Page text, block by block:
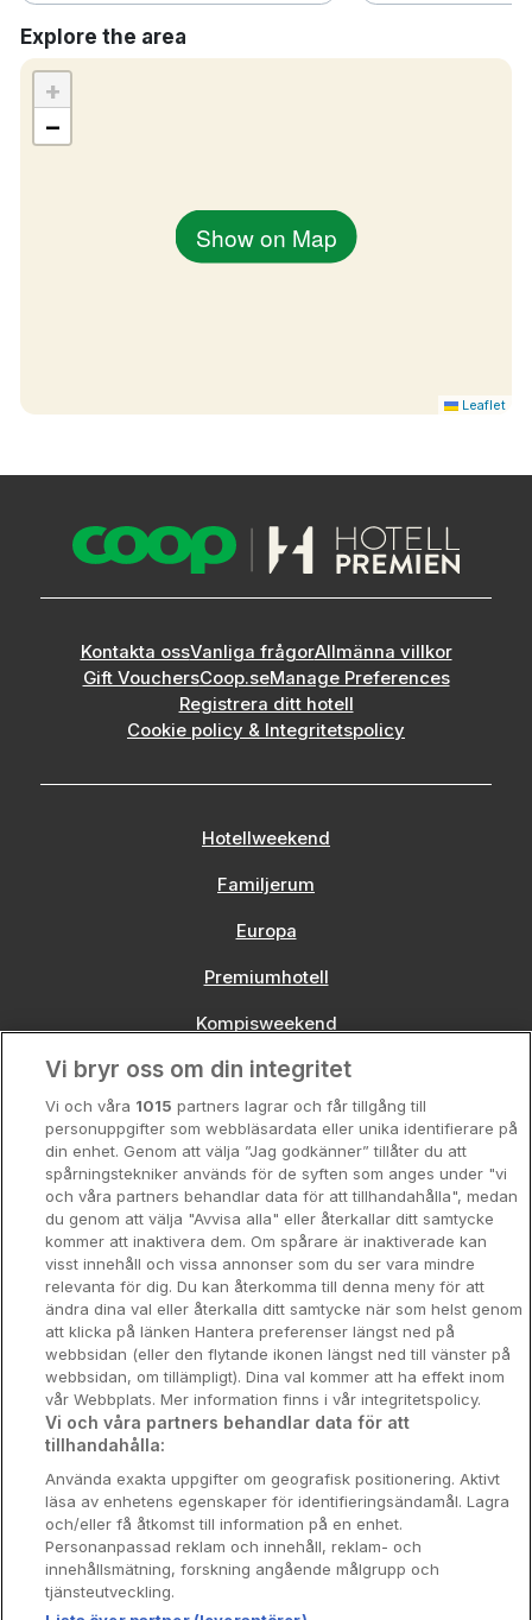
Explore the area
Show on Map
+
−
Leaflet
Kontakta ossVanliga frågorAllmänna villkor
Gift VouchersCoop.seManage Preferences
Registrera ditt hotell
Cookie policy & Integritetspolicy
Hotellweekend
Familjerum
Europa
Premiumhotell
Kompisweekend
Storstadsweekend
Hotellrum under 995 kr
Spahotell
Sydsverige
Om Hotellpremien
Nya hotell
Stadsweekend
Booking Enquiries:
Hotellsupport:scandinavian@digibreaks.com
Hotellpremien.se av en del av Coop
Sverige. Coop Sverige 171 88 Solna,
Vi bryr oss om din integritet
Vi och våra 1015 partners lagrar och får tillgång till
personuppgifter som webbläsardata eller unika identifierare på
din enhet. Genom att välja ”Jag godkänner” tillåter du att
spårningstekniker används för de syften som anges under "vi
och våra partners behandlar data för att tillhandahålla", medan
du genom att välja "Avvisa alla" eller återkallar ditt samtycke
kommer att inaktivera dem. Om spårare är inaktiverade kan
visst innehåll och vissa annonser som du ser vara mindre
relevanta för dig. Du kan återkomma till denna meny för att
ändra dina val eller återkalla ditt samtycke när som helst genom
att klicka på länken Hantera preferenser längst ned på
webbsidan (eller den flytande ikonen längst ned till vänster på
webbsidan, om tillämpligt). Dina val kommer att ha effekt inom
vår Webbplats. Mer information finns i vår integritetspolicy.
Vi och våra partners behandlar data för att
tillhandahålla:
Använda exakta uppgifter om geografisk positionering. Aktivt
läsa av enhetens egenskaper för identifieringsändamål. Lagra
och/eller få åtkomst till information på en enhet.
Personanpassad reklam och innehåll, reklam- och
innehållsmätning, forskning angående målgrupp och
tjänsteutveckling.